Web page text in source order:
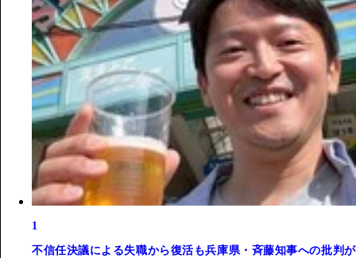
1
不信任決議による失職から復活も兵庫県・斉藤知事への批判が